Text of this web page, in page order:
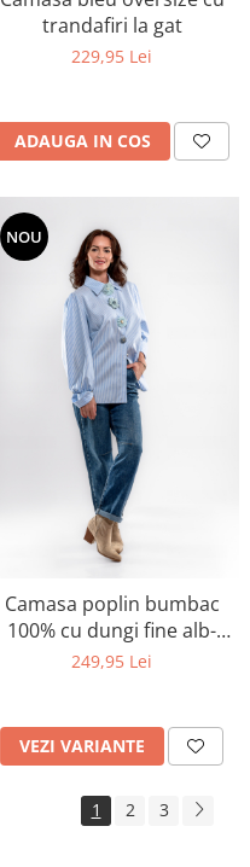
trandafiri la gat
229,95 Lei
ADAUGA IN COS
NOU
Camasa poplin bumbac
100% cu dungi fine alb-
bleu si accesorii delicate
249,95 Lei
VEZI VARIANTE
1 2 3